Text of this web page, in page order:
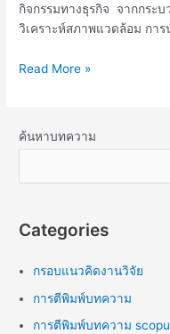
กิจกรรมทางธุรกิจ จากกระ
วิเคราะห์สภาพแวดล้อม กา
Read More »
ค้นหาบทความ
Categories
กรอบแนวคิดงานวิจัย
การตีพิมพ์บทความ
การตีพิมพ์บทความ